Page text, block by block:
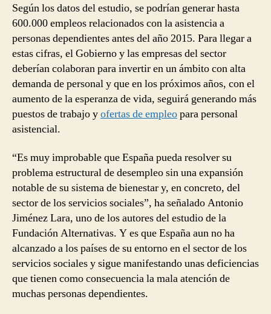
Según los datos del estudio, se podrían generar hasta
600.000 empleos relacionados con la asistencia a
personas dependientes antes del año 2015. Para llegar a
estas cifras, el Gobierno y las empresas del sector
deberían colaboran para invertir en un ámbito con alta
demanda de personal y que en los próximos años, con el
aumento de la esperanza de vida, seguirá generando más
puestos de trabajo yofertas de empleopara personal
asistencial.
“Es muy improbable que España pueda resolver su
problema estructural de desempleo sin una expansión
notable de su sistema de bienestar y, en concreto, del
sector de los servicios sociales”, ha señalado Antonio
Jiménez Lara, uno de los autores del estudio de la
Fundación Alternativas. Y es que España aun no ha
alcanzado a los países de su entorno en el sector de los
servicios sociales y sigue manifestando unas deficiencias
que tienen como consecuencia la mala atención de
muchas personas dependientes.